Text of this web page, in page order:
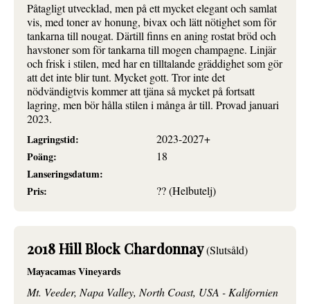
Påtagligt utvecklad, men på ett mycket elegant och samlat
vis, med toner av honung, bivax och lätt nötighet som för
tankarna till nougat. Därtill finns en aning rostat bröd och
havstoner som för tankarna till mogen champagne. Linjär
och frisk i stilen, med har en tilltalande gräddighet som gör
att det inte blir tunt. Mycket gott. Tror inte det
nödvändigtvis kommer att tjäna så mycket på fortsatt
lagring, men bör hålla stilen i många år till. Provad januari
2023.
Lagringstid:
2023-2027+
Poäng:
18
Lanseringsdatum:
Pris:
?? (Helbutelj)
2018 Hill Block Chardonnay(Slutsåld)
Mayacamas Vineyards
Mt. Veeder, Napa Valley, North Coast, USA - Kalifornien